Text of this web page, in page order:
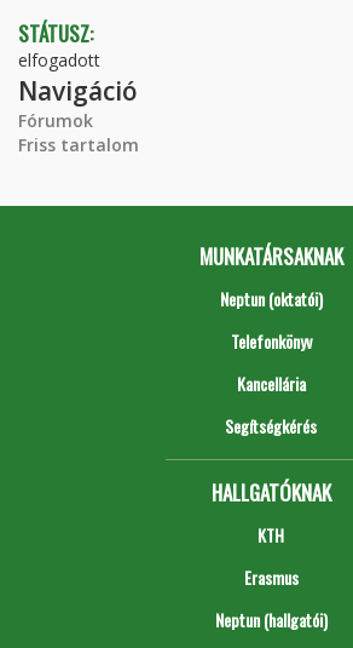
STÁTUSZ:
elfogadott
Navigáció
Fórumok
Friss tartalom
MUNKATÁRSAKNAK
Neptun (oktatói)
Telefonkönyv
Kancellária
Segítségkérés
HALLGATÓKNAK
KTH
Erasmus
Neptun (hallgatói)